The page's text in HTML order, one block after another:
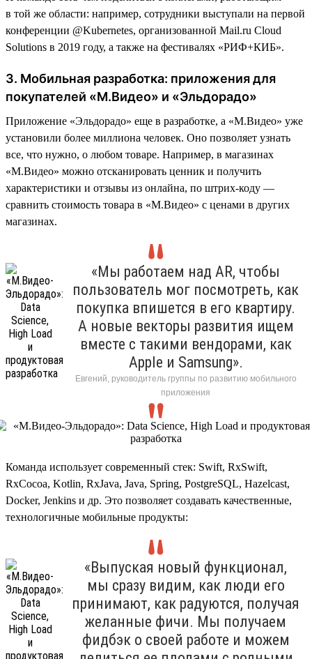
в той же области: например, сотрудники выступали на первой
конференции @Kubernetes, организованной Mail.ru Cloud
Solutions в 2019 году, а также на фестивалях «РИФ+КИБ».
3. Мобильная разработка: приложения для
покупателей «М.Видео» и «Эльдорадо»
Приложение «Эльдорадо» еще в разработке, а «М.Видео» уже
установили более миллиона человек. Оно позволяет узнать
все, что нужно, о любом товаре. Например, в магазинах
«М.Видео» можно отсканировать ценник и получить
характеристики и отзывы из онлайна, по штрих-коду —
сравнить стоимость товара в «М.Видео» с ценами в других
магазинах.
«Мы работаем над AR, чтобы
пользователь мог посмотреть, как
покупка впишется в его квартиру.
А новые векторы развития ищем
вместе с такими вендорами, как
Apple и Samsung».
Евгений, руководитель группы по развитию мобильного
приложения
Команда использует современный стек: Swift, RxSwift,
RxCocoa, Kotlin, RxJava, Java, Spring, PostgreSQL, Hazelcast,
Docker, Jenkins и др. Это позволяет создавать качественные,
технологичные мобильные продукты:
«Выпуская новый функционал,
мы сразу видим, как люди его
принимают, как радуются, получая
желанные фичи. Мы получаем
фидбэк о своей работе и можем